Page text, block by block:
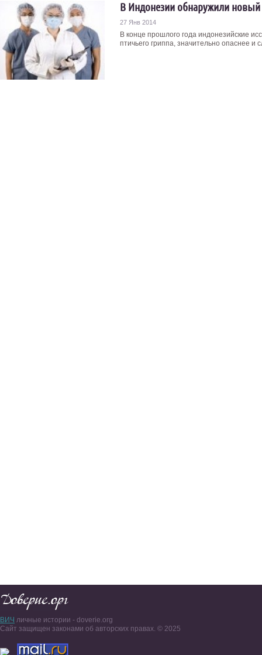
В Индонезии обнаружили новый
27 Янв 2014
В конце прошлого года индонезийские
птичьего гриппа, значительно опаснее и
ВИЧ личные истории - doverie.org
Сайт защищен законами об авторских правах. © 2025